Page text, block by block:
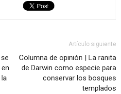
Artículo siguiente
Columna de opinión | La ranita
de Darwin como especie para
conservar los bosques
templados